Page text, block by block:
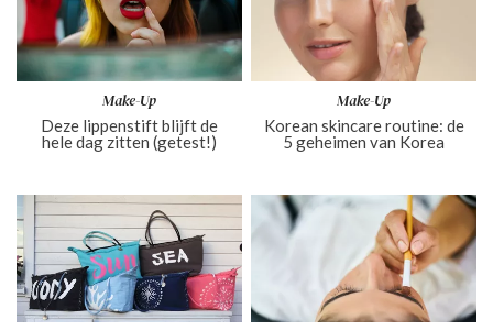
Make-Up
Deze lippenstift blijft de
hele dag zitten (getest!)
Make-Up
Korean skincare routine: de
5 geheimen van Korea